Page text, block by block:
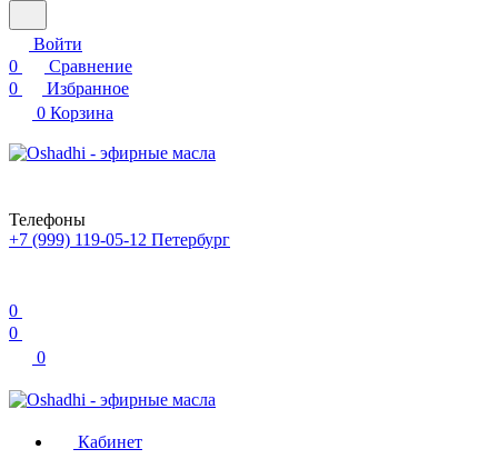
Войти
0
Сравнение
0
Избранное
0 Корзина
Телефоны
+7 (999) 119-05-12 Петербург
0
0
0
Кабинет